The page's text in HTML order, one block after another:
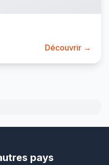
Découvrir →
pays